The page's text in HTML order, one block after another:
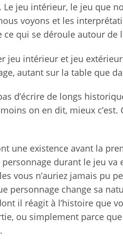
jeu intérieur, le jeu que
voyons et les
qui se déroule autour de
jeu intérieur et jeu
autant sur la table que
d’écrire de longs
on en dit, mieux c’est.
une existence avant la
durant le jeu
vous n’auriez jamais pu
personnage change sa
il réagit à l’histoire que
ou simplement parce